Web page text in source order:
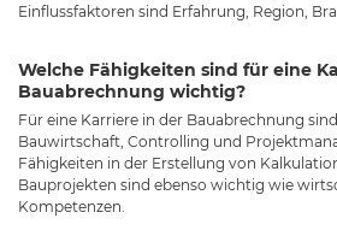
Einflussfaktoren sind Erfahrung, Region,
Welche Fähigkeiten sind für eine
Bauabrechnung wichtig?
Für eine Karriere in der Bauabrechnung
Bauwirtschaft, Controlling und
Fähigkeiten in der Erstellung von
Bauprojekten sind ebenso wichtig wie
Kompetenzen.